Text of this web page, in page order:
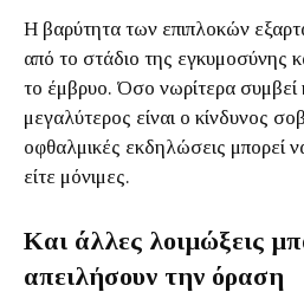
Η βαρύτητα των επιπλοκών
από το στάδιο της εγκυμοσύνης
το έμβρυο. Όσο νωρίτερα
μεγαλύτερος είναι ο κίνδυνος
οφθαλμικές εκδηλώσεις μπορεί
είτε μόνιμες.
Και άλλες λοιμώξεις
απειλήσουν την όραση